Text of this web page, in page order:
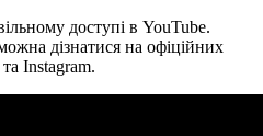
доступі в YouTube.
дізнатися на офіційних
Instagram.